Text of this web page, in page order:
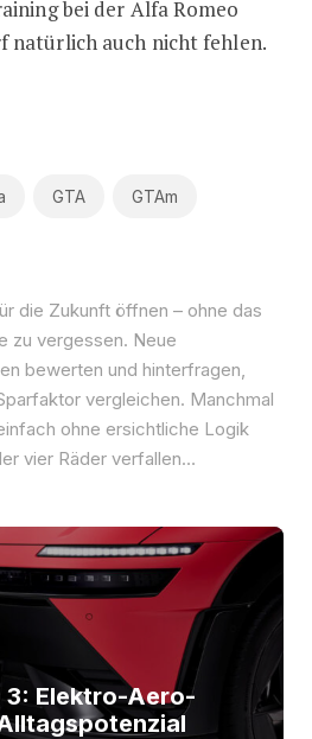
bei der Alfa Romeo
natürlich auch nicht fehlen.
GTA GTAm
die Zukunft öffnen – ohne das
zu vergessen. Neue
bewerten und hinterfragen,
vergleichen. Manchmal
ohne ersichtliche Logik
vier Räder verfallen…
3: Elektro-Aero-